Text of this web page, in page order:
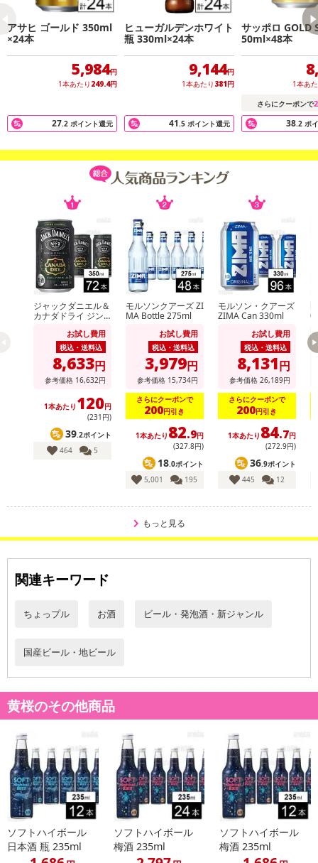
また、[新たな加工食品の原料原産地表示制度]の経過措置期間の終
了により、商品詳細内に記載の原産国・原材料の表記が旧表記の場
あらかじめご了承いただいた上でお申込みください。なお、本理由
によるお申込み後のキャンセル・返品交換は対応いたしかねます。
【お支払いについて】
※送料はお試し費用に含まれております。
※d払い、PayPay、au PAY、au PAY(auかんたん決済)、ソフトバン
クまとめて支払い、楽天ペイ、メルペイ、AEON Pay、Amazon Pa
yでお支払いの場合、決済のため外部サイトへ遷移します。
※予約商品は決済手段ごとに定められた決済期限日にお支払いを完
了することがございます。ご了承いただいたうえでお申し込みくだ
さい。
発送日カレンダー
その他共通および商品カテゴリー別注意事項（※必ずご確認くだ
こちらの情報は2026年07月09日時点での情報となります。
アサヒ ゴールド 350ml
×24本
5,984円
1本あたり 249.4円
27.2 ポイント還元
ヒューガルデンホワイト
瓶 330ml×24本
9,144円
1本あたり 381円
41.5 ポイント還元
サッポロ GOLD
50ml×48本
1本あ
さらにクーポンで
38.2 ポ
ジャックダニエル＆
カナダドライ ジン
お試し費用
税込・送料込
8,633円
参考価格 16,632円
1本あたり 120円
(231円)
39.2ポイント
464
5
モルソンクアーズ ZI
MA Bottle 275ml
お試し費用
税込・送料込
3,979円
参考価格 15,734円
さらにクーポンで
200円引き
1本あたり 82.9円
(327.8円)
18.0ポイント
5,001
195
モルソン・クアーズ
ZIMA Can 330ml
お試し費用
税込・送料込
8,131円
参考価格 26,189円
さらにクーポンで
200円引き
1本あたり 84.7円
(272.9円)
36.9ポイント
445
12
もっと見る
関連キーワード
ちょっプル お酒 ビール・発泡酒・新ジャンル
国産ビール・地ビール
黄桜のその他商品
ソフトハイボール
日本酒 瓶 235ml
ソフトハイボール
梅酒 235ml
ソフトハイボール
梅酒 235ml